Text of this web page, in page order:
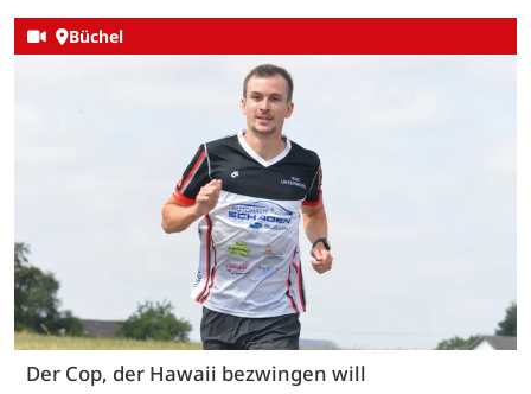
Büchel
Der Cop, der Hawaii bezwingen will